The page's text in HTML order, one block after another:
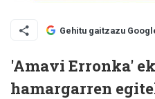
Gehitu gaitzazu
'Amavi Erronka'
hamargarren